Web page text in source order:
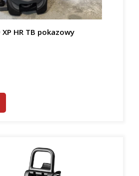
XP HR TB pokazowy